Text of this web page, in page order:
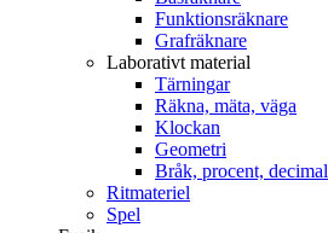
Funktionsräknare
Grafräknare
Laborativt material
Tärningar
Räkna, mäta, väga
Klockan
Geometri
Bråk, procent, decimal
Ritmateriel
Spel